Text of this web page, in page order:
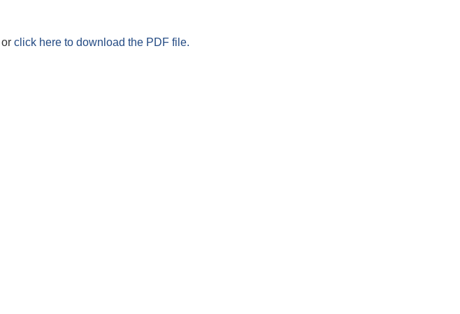
or click here to download the PDF file.